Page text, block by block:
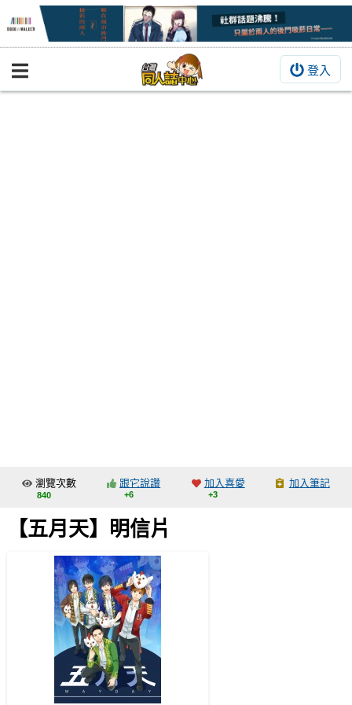
登入
BOOKY書集倉庫
交流中心
攤位轉讓區
會員中心
註冊會員
登入
瀏覽次數
840
跟它說讚
+6
加入喜愛
+3
加入筆記
【五月天】明信片